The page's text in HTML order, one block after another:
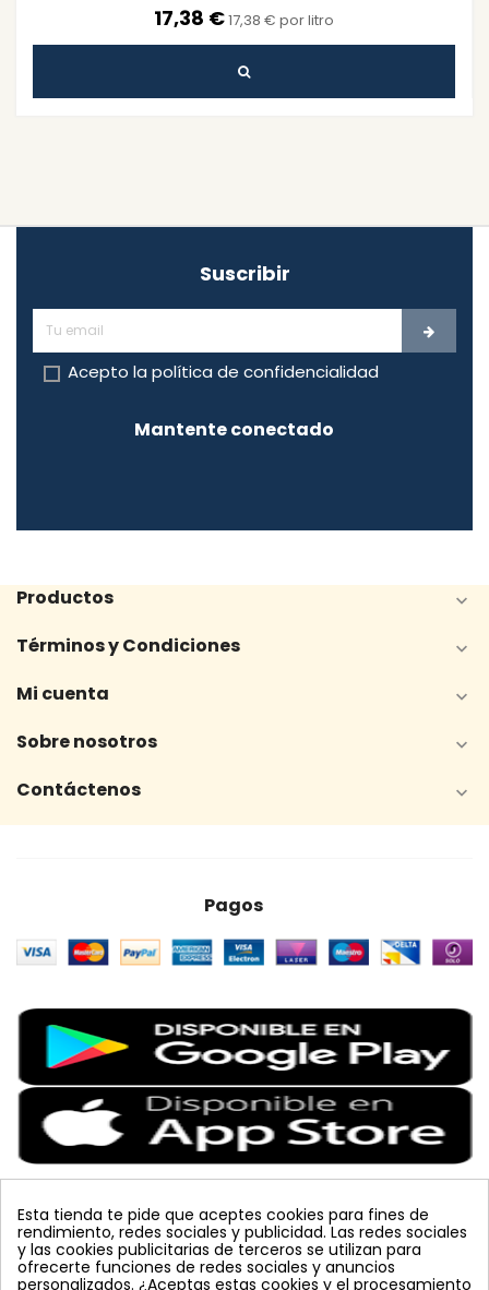
17,38 €17,38 € por litro
Suscribir
Acepto la política de confidencialidad
Mantente conectado
Productos 
Términos y Condiciones 
Mi cuenta 
Sobre nosotros 
Contáctenos 
Pagos
Etiquetas Populares
Esta tienda te pide que aceptes cookies para fines de
rendimiento, redes sociales y publicidad. Las redes sociales
y las cookies publicitarias de terceros se utilizan para
ofrecerte funciones de redes sociales y anuncios
personalizados. ¿Aceptas estas cookies y el procesamiento